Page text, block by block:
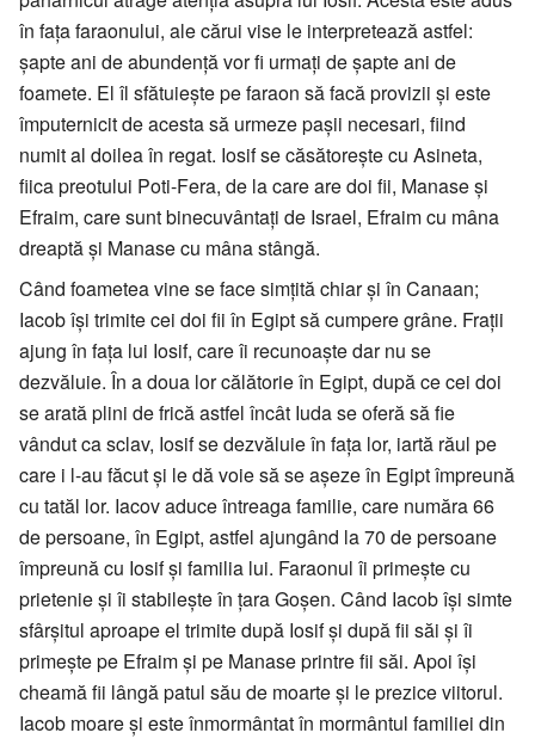
în faţa faraonului, ale cărui vise le interpretează astfel:
şapte ani de abundenţă vor fi urmaţi de şapte ani de
foamete. El îl sfătuieşte pe faraon să facă provizii şi este
împuternicit de acesta să urmeze paşii necesari, fiind
numit al doilea în regat. Iosif se căsătoreşte cu Asineta,
fiica preotului Poti-Fera, de la care are doi fii, Manase şi
Efraim, care sunt binecuvântaţi de Israel, Efraim cu mâna
dreaptă şi Manase cu mâna stângă.
Când foametea vine se face simţită chiar şi în Canaan;
Iacob îşi trimite cei doi fii în Egipt să cumpere grâne. Fraţii
ajung în faţa lui Iosif, care îi recunoaşte dar nu se
dezvăluie. În a doua lor călătorie în Egipt, după ce cei doi
se arată plini de frică astfel încât Iuda se oferă să fie
vândut ca sclav, Iosif se dezvăluie în faţa lor, iartă răul pe
care i l-au făcut şi le dă voie să se aşeze în Egipt împreună
cu tatăl lor. Iacov aduce întreaga familie, care număra 66
de persoane, în Egipt, astfel ajungând la 70 de persoane
împreună cu Iosif şi familia lui. Faraonul îi primeşte cu
prietenie şi îi stabileşte în ţara Goşen. Când Iacob îşi simte
sfârşitul aproape el trimite după Iosif şi după fii săi şi îi
primeşte pe Efraim şi pe Manase printre fii săi. Apoi îşi
cheamă fii lângă patul său de moarte şi le prezice viitorul.
Iacob moare şi este înmormântat în mormântul familiei din